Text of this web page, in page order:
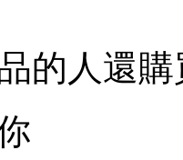
的人還購